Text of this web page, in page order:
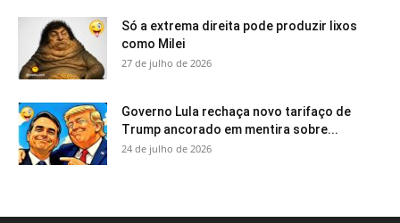
Só a extrema direita pode produzir lixos
como Milei
27 de julho de 2026
Governo Lula rechaça novo tarifaço de
Trump ancorado em mentira sobre...
24 de julho de 2026